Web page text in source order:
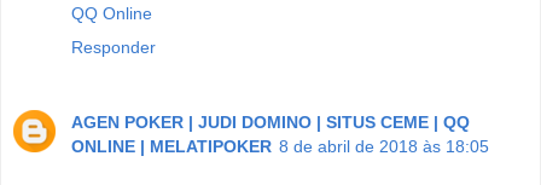
QQ Online
Responder
AGEN POKER | JUDI DOMINO | SITUS CEME | QQ
ONLINE | MELATIPOKER 8 de abril de 2018 às 18:05